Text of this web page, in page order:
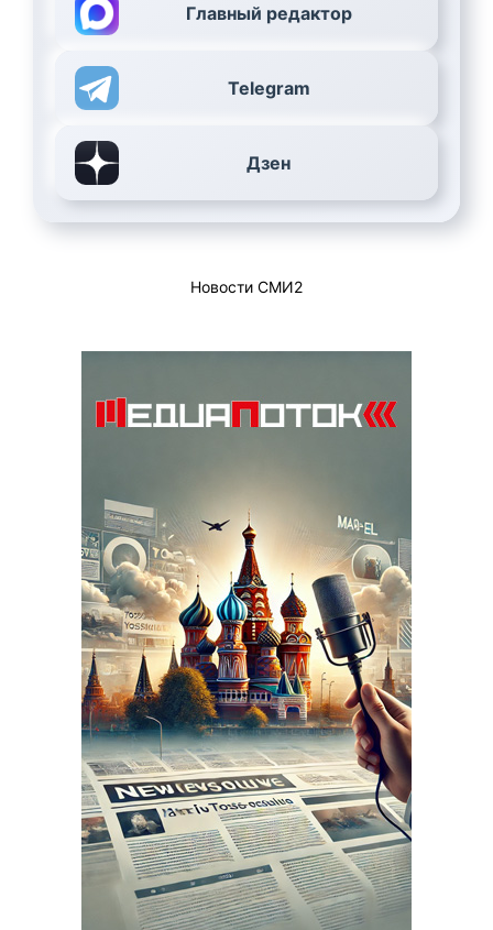
Главный редактор
Telegram
Дзен
Новости СМИ2